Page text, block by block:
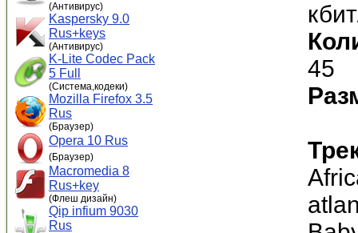
(Антивирус)
Kaspersky 9.0
Rus+keys
(Антивирус)
K-Lite Codec Pack
5 Full
(Система,кодеки)
Mozilla Firefox 3.5
Rus
(Браузер)
Opera 10 Rus
(Браузер)
Macromedia 8
Rus+key
(Флеш дизайн)
Qip infium 9030
Rus
45